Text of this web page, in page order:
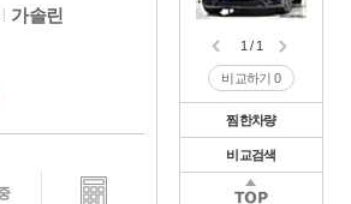
가솔린
1 / 1
비교하기0
찜한차량
1 / 1
비교하기
비교검색
1 / 1